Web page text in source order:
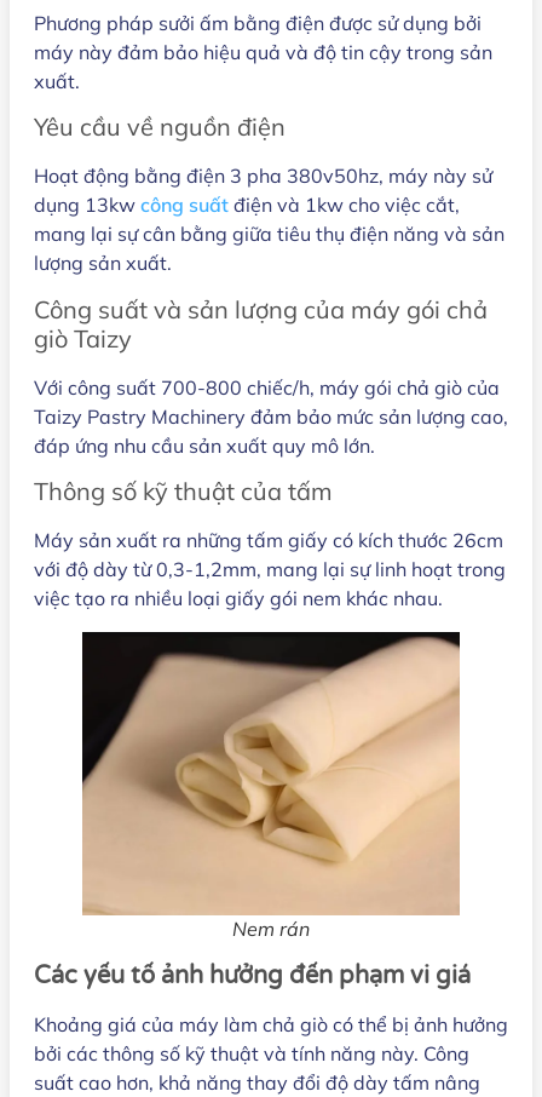
Phương pháp sưởi ấm bằng điện được sử dụng bởi
máy này đảm bảo hiệu quả và độ tin cậy trong sản
xuất.
Yêu cầu về nguồn điện
Hoạt động bằng điện 3 pha 380v50hz, máy này sử
dụng 13kw công suất điện và 1kw cho việc cắt,
mang lại sự cân bằng giữa tiêu thụ điện năng và sản
lượng sản xuất.
Công suất và sản lượng của máy gói chả
giò Taizy
Với công suất 700-800 chiếc/h, máy gói chả giò của
Taizy Pastry Machinery đảm bảo mức sản lượng cao,
đáp ứng nhu cầu sản xuất quy mô lớn.
Thông số kỹ thuật của tấm
Máy sản xuất ra những tấm giấy có kích thước 26cm
với độ dày từ 0,3-1,2mm, mang lại sự linh hoạt trong
việc tạo ra nhiều loại giấy gói nem khác nhau.
Nem rán
Các yếu tố ảnh hưởng đến phạm vi giá
Khoảng giá của máy làm chả giò có thể bị ảnh hưởng
bởi các thông số kỹ thuật và tính năng này. Công
suất cao hơn, khả năng thay đổi độ dày tấm nâng